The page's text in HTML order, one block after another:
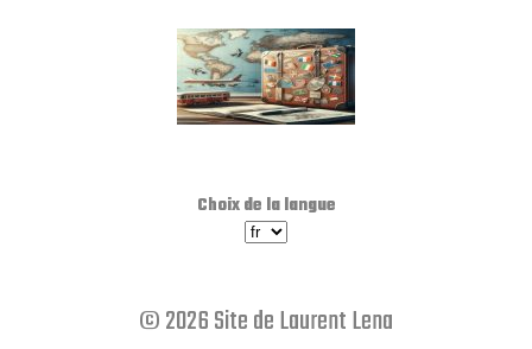
Choix de la langue
© 2026 Site de Laurent Lena